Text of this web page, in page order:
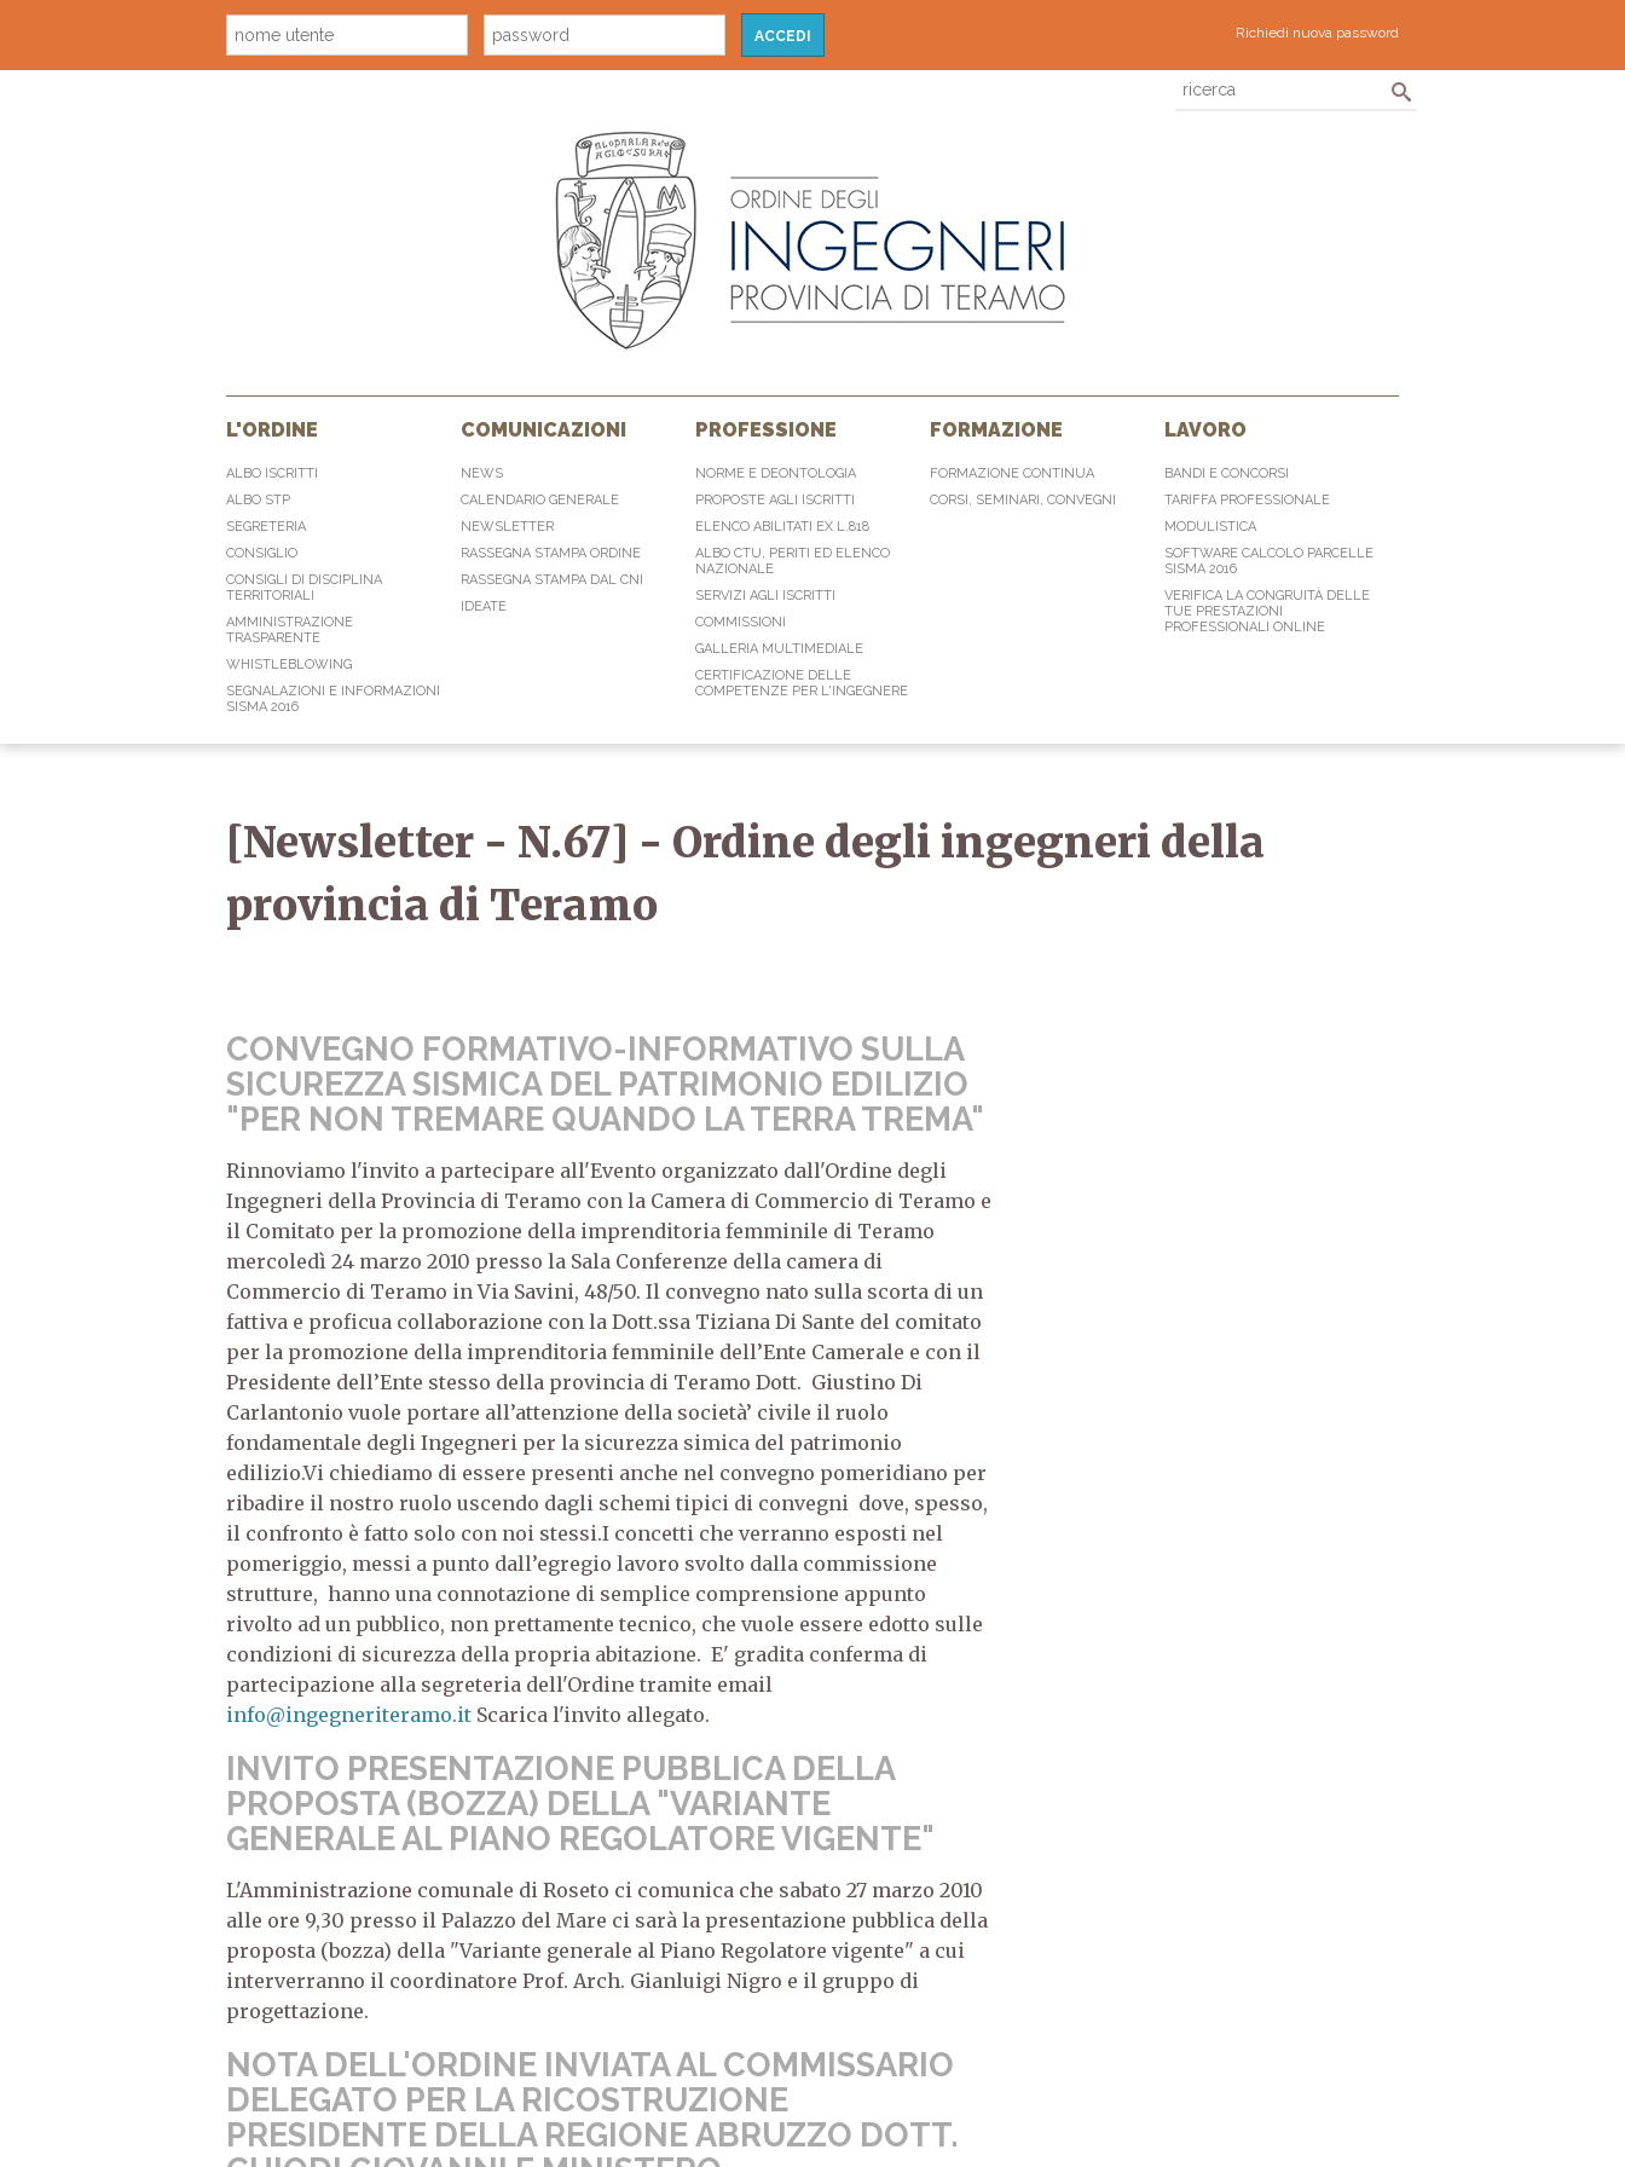
Richiedi nuova password
L'ORDINE
ALBO ISCRITTI
ALBO STP
SEGRETERIA
CONSIGLIO
CONSIGLI DI DISCIPLINA
TERRITORIALI
AMMINISTRAZIONE
TRASPARENTE
WHISTLEBLOWING
SEGNALAZIONI E INFORMAZIONI
SISMA 2016
COMUNICAZIONI
NEWS
CALENDARIO GENERALE
NEWSLETTER
RASSEGNA STAMPA ORDINE
RASSEGNA STAMPA DAL CNI
IDEATE
PROFESSIONE
NORME E DEONTOLOGIA
PROPOSTE AGLI ISCRITTI
ELENCO ABILITATI EX L.818
ALBO CTU, PERITI ED ELENCO
NAZIONALE
SERVIZI AGLI ISCRITTI
COMMISSIONI
GALLERIA MULTIMEDIALE
CERTIFICAZIONE DELLE
COMPETENZE PER L'INGEGNERE
FORMAZIONE
FORMAZIONE CONTINUA
CORSI, SEMINARI, CONVEGNI
LAVORO
BANDI E CONCORSI
TARIFFA PROFESSIONALE
MODULISTICA
SOFTWARE CALCOLO PARCELLE
SISMA 2016
VERIFICA LA CONGRUITÀ DELLE
TUE PRESTAZIONI
PROFESSIONALI ONLINE
[Newsletter - N.67] - Ordine degli ingegneri della
provincia di Teramo
CONVEGNO FORMATIVO-INFORMATIVO SULLA
SICUREZZA SISMICA DEL PATRIMONIO EDILIZIO
"PER NON TREMARE QUANDO LA TERRA TREMA"
Rinnoviamo l'invito a partecipare all'Evento organizzato dall'Ordine degli
Ingegneri della Provincia di Teramo con la Camera di Commercio di Teramo e
il Comitato per la promozione della imprenditoria femminile di Teramo
mercoledì 24 marzo 2010 presso la Sala Conferenze della camera di
Commercio di Teramo in Via Savini, 48/50. Il convegno nato sulla scorta di un
fattiva e proficua collaborazione con la Dott.ssa Tiziana Di Sante del comitato
per la promozione della imprenditoria femminile dell’Ente Camerale e con il
Presidente dell’Ente stesso della provincia di Teramo Dott. Giustino Di
Carlantonio vuole portare all’attenzione della società’ civile il ruolo
fondamentale degli Ingegneri per la sicurezza simica del patrimonio
edilizio.Vi chiediamo di essere presenti anche nel convegno pomeridiano per
ribadire il nostro ruolo uscendo dagli schemi tipici di convegni dove, spesso,
il confronto è fatto solo con noi stessi.I concetti che verranno esposti nel
pomeriggio, messi a punto dall’egregio lavoro svolto dalla commissione
strutture, hanno una connotazione di semplice comprensione appunto
rivolto ad un pubblico, non prettamente tecnico, che vuole essere edotto sulle
condizioni di sicurezza della propria abitazione. E' gradita conferma di
partecipazione alla segreteria dell'Ordine tramite email
info@ingegneriteramo.it Scarica l'invito allegato.
INVITO PRESENTAZIONE PUBBLICA DELLA
PROPOSTA (BOZZA) DELLA "VARIANTE
GENERALE AL PIANO REGOLATORE VIGENTE"
L'Amministrazione comunale di Roseto ci comunica che sabato 27 marzo 2010
alle ore 9,30 presso il Palazzo del Mare ci sarà la presentazione pubblica della
proposta (bozza) della "Variante generale al Piano Regolatore vigente" a cui
interverranno il coordinatore Prof. Arch. Gianluigi Nigro e il gruppo di
progettazione.
NOTA DELL'ORDINE INVIATA AL COMMISSARIO
DELEGATO PER LA RICOSTRUZIONE
PRESIDENTE DELLA REGIONE ABRUZZO DOTT.